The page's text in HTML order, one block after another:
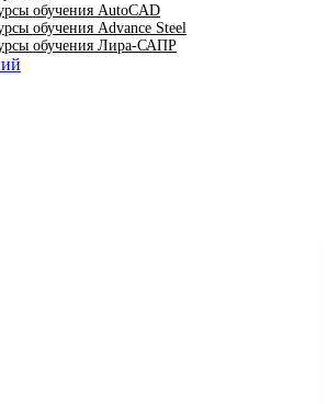
обучения AutoCAD
обучения Advance Steel
обучения Лира-САПР